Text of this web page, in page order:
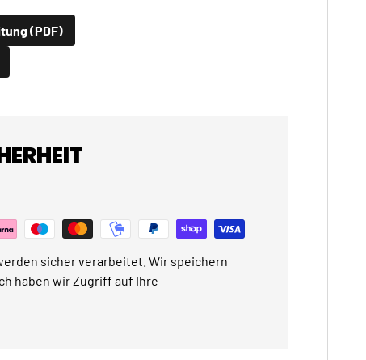
(PDF)
sicher verarbeitet. Wir speichern
haben wir Zugriff auf Ihre